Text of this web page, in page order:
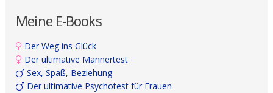
Meine E-Books
Der Weg ins Glück
Der ultimative Männertest
Sex, Spaß, Beziehung
Der ultimative Psychotest für Frauen